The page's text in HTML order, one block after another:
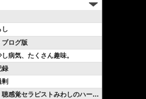
し
ブログ版
病気、たくさん趣味。
録
セラピストみわしのハートフルカウンセリ…